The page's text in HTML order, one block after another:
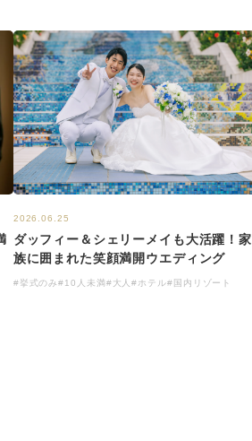
2026.06.25
ダッフィー＆シェリーメイも大活躍！家
族に囲まれた笑顔満開ウエディング
#挙式のみ#10人未満#大人#ホテル#国内リゾート